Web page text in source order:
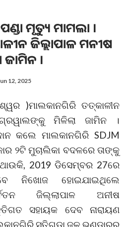
ମୃତ୍ୟୁ ମାମଲା ।
ଜିଲ୍ଲାପାଳ ମନୀଷ
ଜାମିନ ।
12, 2025
)ମାଲକାନଗିରି ତତ୍କାଳୀନ
ମିଳିଲା ଜାମିନ ।
କଲେ ମାଲକାନଗିରି SDJM
୨ଟି ମୁଚାଲିକା ବଦଳରେ ତାଙ୍କୁ
2019 ଡିସେମ୍ବର 27ରେ
ନିଖୋଜ ହୋଇଯାଇଥିଲେ
ଜିଲ୍ଲାପାଳ ଅନୀଷ
ସହାୟକ ଦେବ ନାରାୟଣ
ସତିଗୁଡା ଜଳ ଭଣ୍ଡାରରୁ